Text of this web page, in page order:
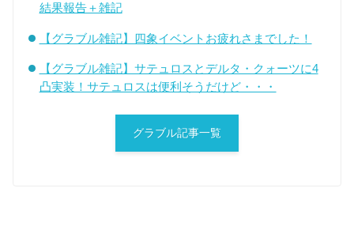
結果報告＋雑記
【グラブル雑記】四象イベントお疲れさまでした！
【グラブル雑記】サテュロスとデルタ・クォーツに4
凸実装！サテュロスは便利そうだけど・・・
グラブル記事一覧